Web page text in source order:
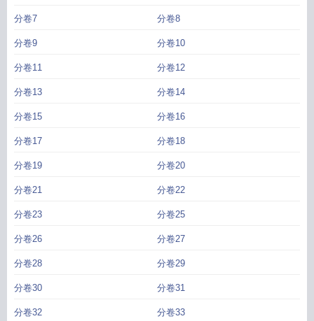
分卷7 分卷8
分卷9 分卷10
分卷11 分卷12
分卷13 分卷14
分卷15 分卷16
分卷17 分卷18
分卷19 分卷20
分卷21 分卷22
分卷23 分卷25
分卷26 分卷27
分卷28 分卷29
分卷30 分卷31
分卷32 分卷33